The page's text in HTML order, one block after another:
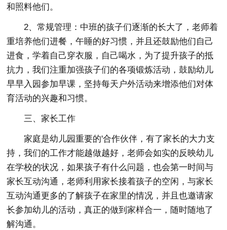
和照料他们。
2、常规管理：中班的孩子们逐渐的长大了，老师着
重培养他们进餐，午睡的好习惯，并且还鼓励他们自己
进食，学着自己穿衣服，自己喝水，为了提升孩子的抵
抗力，我们注重加强孩子们的各项锻炼活动，鼓励幼儿
早早入园参加早课，坚持每天户外活动来增添他们对体
育活动的兴趣和习惯。
三、家长工作
家庭是幼儿园重要的'合作伙伴，有了家长的大力支
持，我们的工作才能越做越好，老师会如实的反映幼儿
在学校的状况，如果孩子有什么问题，也会第一时间与
家长互动沟通，老师利用家长接着孩子的空闲，与家长
互动沟通更多的了解孩子在家里的情况，并且也邀请家
长参加幼儿的活动，真正的做到家样合一，随时随地了
解沟通。